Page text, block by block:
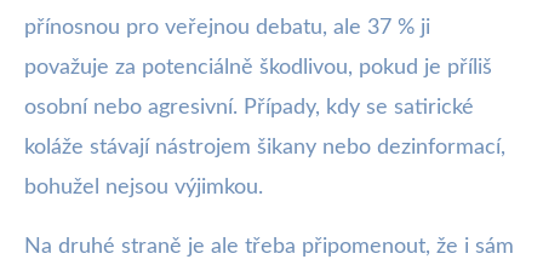
přínosnou pro veřejnou debatu, ale 37 % ji
považuje za potenciálně škodlivou, pokud je příliš
osobní nebo agresivní. Případy, kdy se satirické
koláže stávají nástrojem šikany nebo dezinformací,
bohužel nejsou výjimkou.
Na druhé straně je ale třeba připomenout, že i sám